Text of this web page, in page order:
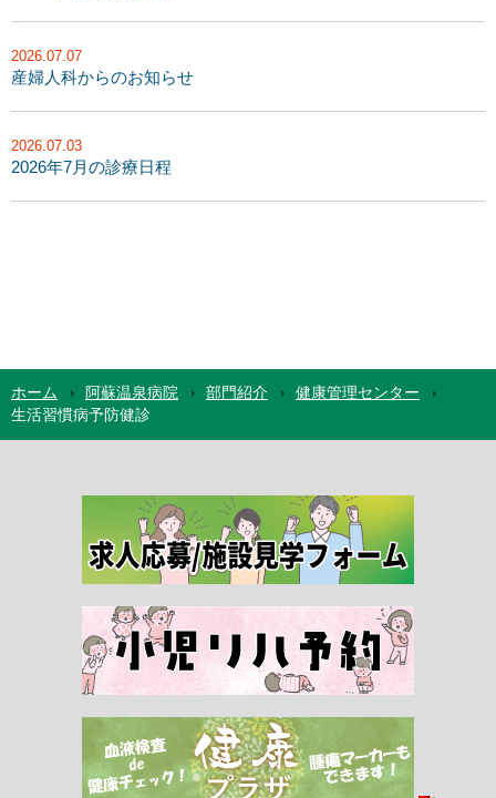
2026.07.07
産婦人科からのお知らせ
2026.07.03
2026年7月の診療日程
ホーム 阿蘇温泉病院 部門紹介
健康管理センター
生活習慣病予防健診